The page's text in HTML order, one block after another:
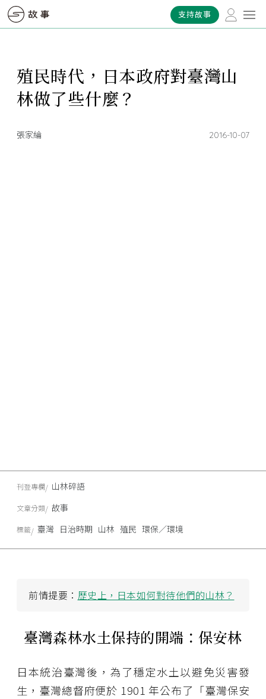
支持故事
殖民時代，日本政府對臺灣山
林做了些什麼？
張家綸 2016-10-07
前情提要： 歷史上，日本如何對待他們的山林？
臺灣森林水土保持的開端：保安林
日本統治臺灣後，為了穩定水土以避免災害發
生，臺灣總督府便於 1901 年公布了「臺灣保安
刊登專欄 山林碎語
文章分類 故事
標籤 臺灣 日治時期 山林 殖民 環保／環境